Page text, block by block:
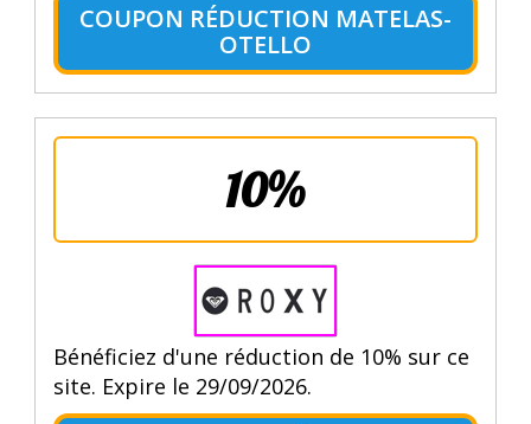
COUPON RÉDUCTION MATELAS-
OTELLO
10%
Bénéficiez d'une réduction de 10% sur ce
site. Expire le 29/09/2026.